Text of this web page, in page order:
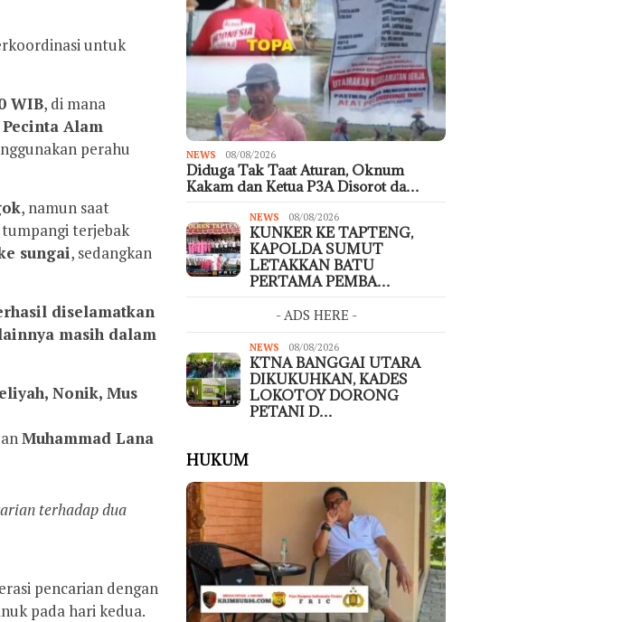
untuk
WIB, di mana
Alam
perahu
, namun saat
terjebak
sungai, sedangkan
diselamatkan
masih dalam
Nonik, Mus
Muhammad Lana
terhadap dua
pencarian dengan
pada hari kedua.
NEWS 08/08/2026
Diduga Tak Taat Aturan, Oknum
Kakam dan Ketua P3A Disorot da…
NEWS 08/08/2026
KUNKER KE TAPTENG,
KAPOLDA SUMUT
LETAKKAN BATU
PERTAMA PEMBA…
- ADS HERE -
NEWS 08/08/2026
KTNA BANGGAI UTARA
DIKUKUHKAN, KADES
LOKOTOY DORONG
PETANI D…
HUKUM